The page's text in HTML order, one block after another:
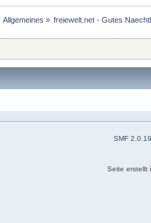
Allgemeines » freiewelt.net - Gutes
SMF 2.0.19
Seite erstellt